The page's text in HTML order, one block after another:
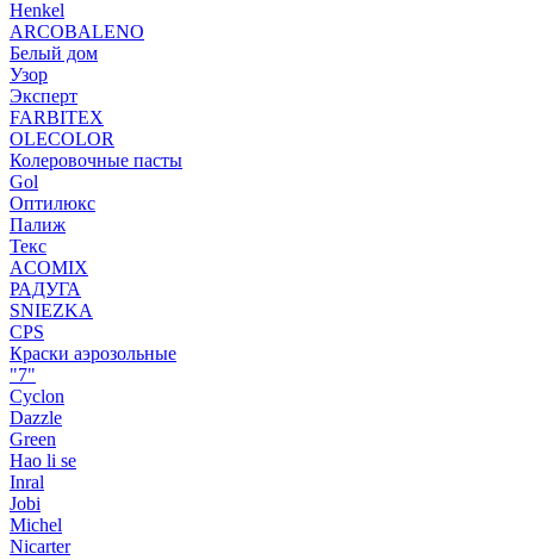
Henkel
ARCOBALENO
Белый дом
Узор
Эксперт
FARBITEX
OLECOLOR
Колеровочные пасты
Gol
Оптилюкс
Палиж
Текс
ACOMIX
РАДУГА
SNIEZKA
CPS
Краски аэрозольные
"7"
Cyclon
Dazzle
Green
Hao li se
Inral
Jobi
Michel
Nicarter